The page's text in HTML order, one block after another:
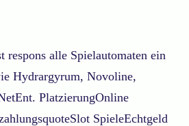
respons alle Spielautomaten ein
Hydrargyrum, Novoline,
PlatzierungOnline
SpieleEchtgeld